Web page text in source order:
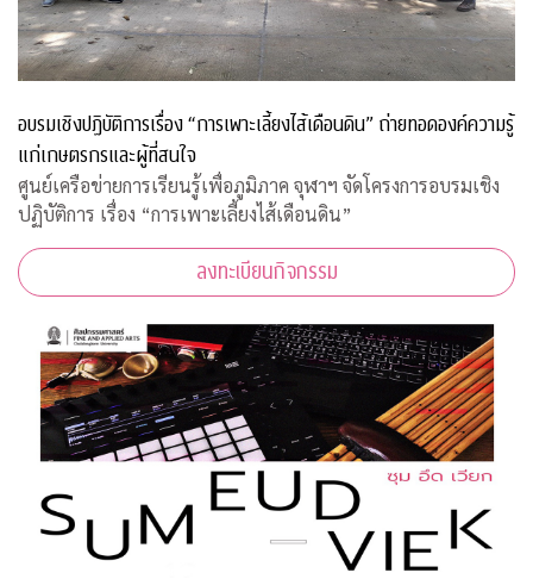
อบรมเชิงปฏิบัติการเรื่อง “การเพาะเลี้ยงไส้เดือนดิน” ถ่ายทอดองค์ความรู้
แก่เกษตรกรและผู้ที่สนใจ
ศูนย์เครือข่ายการเรียนรู้เพื่อภูมิภาค จุฬาฯ จัดโครงการอบรมเชิง
ปฏิบัติการ เรื่อง “การเพาะเลี้ยงไส้เดือนดิน”
ลงทะเบียนกิจกรรม